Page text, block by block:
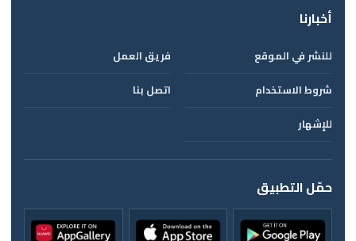
أخبارنا
للنشر في الموقع
فريق العمل
شروط الاستخدام
اتصل بنا
للإشهار
حمّل التطبيق